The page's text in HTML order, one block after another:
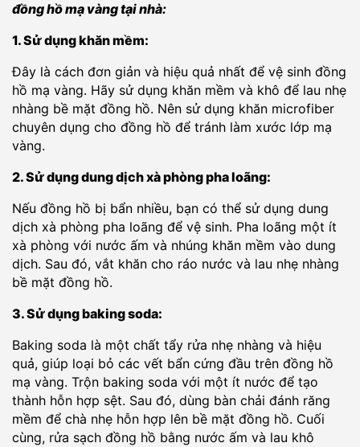
đồng hồ mạ vàng tại nhà:
1. Sử dụng khăn mềm:
Đây là cách đơn giản và hiệu quả nhất để vệ sinh đồng
hồ mạ vàng. Hãy sử dụng khăn mềm và khô để lau nhẹ
nhàng bề mặt đồng hồ. Nên sử dụng khăn microfiber
chuyên dụng cho đồng hồ để tránh làm xước lớp mạ
vàng.
2. Sử dụng dung dịch xà phòng pha loãng:
Nếu đồng hồ bị bẩn nhiều, bạn có thể sử dụng dung
dịch xà phòng pha loãng để vệ sinh. Pha loãng một ít
xà phòng với nước ấm và nhúng khăn mềm vào dung
dịch. Sau đó, vắt khăn cho ráo nước và lau nhẹ nhàng
bề mặt đồng hồ.
3. Sử dụng baking soda:
Baking soda là một chất tẩy rửa nhẹ nhàng và hiệu
quả, giúp loại bỏ các vết bẩn cứng đầu trên đồng hồ
mạ vàng. Trộn baking soda với một ít nước để tạo
thành hỗn hợp sệt. Sau đó, dùng bàn chải đánh răng
mềm để chà nhẹ hỗn hợp lên bề mặt đồng hồ. Cuối
cùng, rửa sạch đồng hồ bằng nước ấm và lau khô